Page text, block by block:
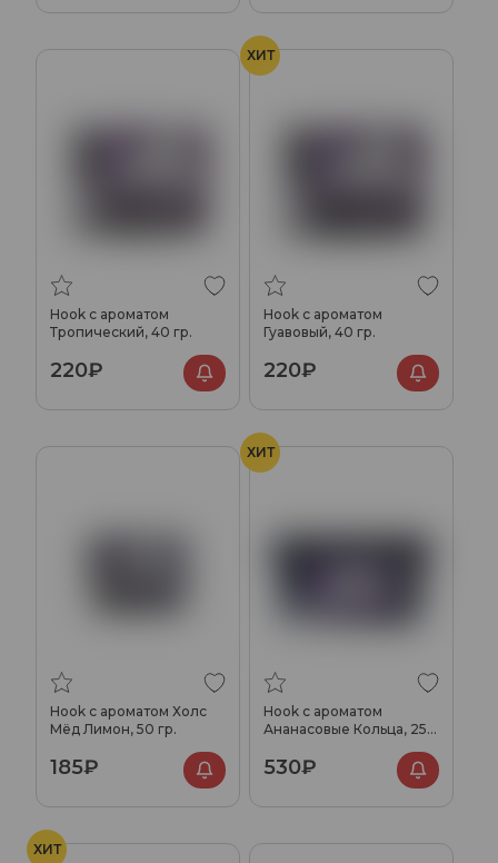
Hook с ароматом
Тропический, 40 гр.
220₽
ХИТ
Hook с ароматом
Гуавовый, 40 гр.
220₽
Hook с ароматом Холс
Мёд Лимон, 50 гр.
185₽
ХИТ
Hook с ароматом
Ананасовые Кольца, 250
530₽
ХИТ